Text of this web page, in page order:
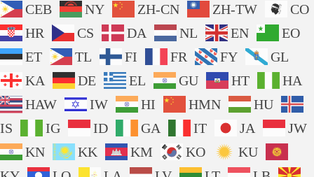
CEB
NY ZH-CN ZH-TW
CO
HR
CS DA NL EN
EO
ET
TL FI FR FY
GL
KA
DE EL GU HT
HA
HAW
IW HI HMN
HU
IS
IG ID GA IT JA
JW
KN
KK KM KO
KU